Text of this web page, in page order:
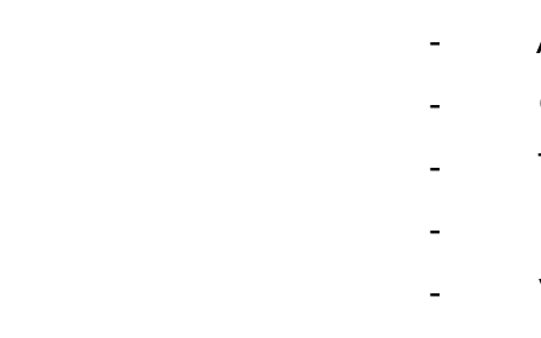
-
-
-
-
-